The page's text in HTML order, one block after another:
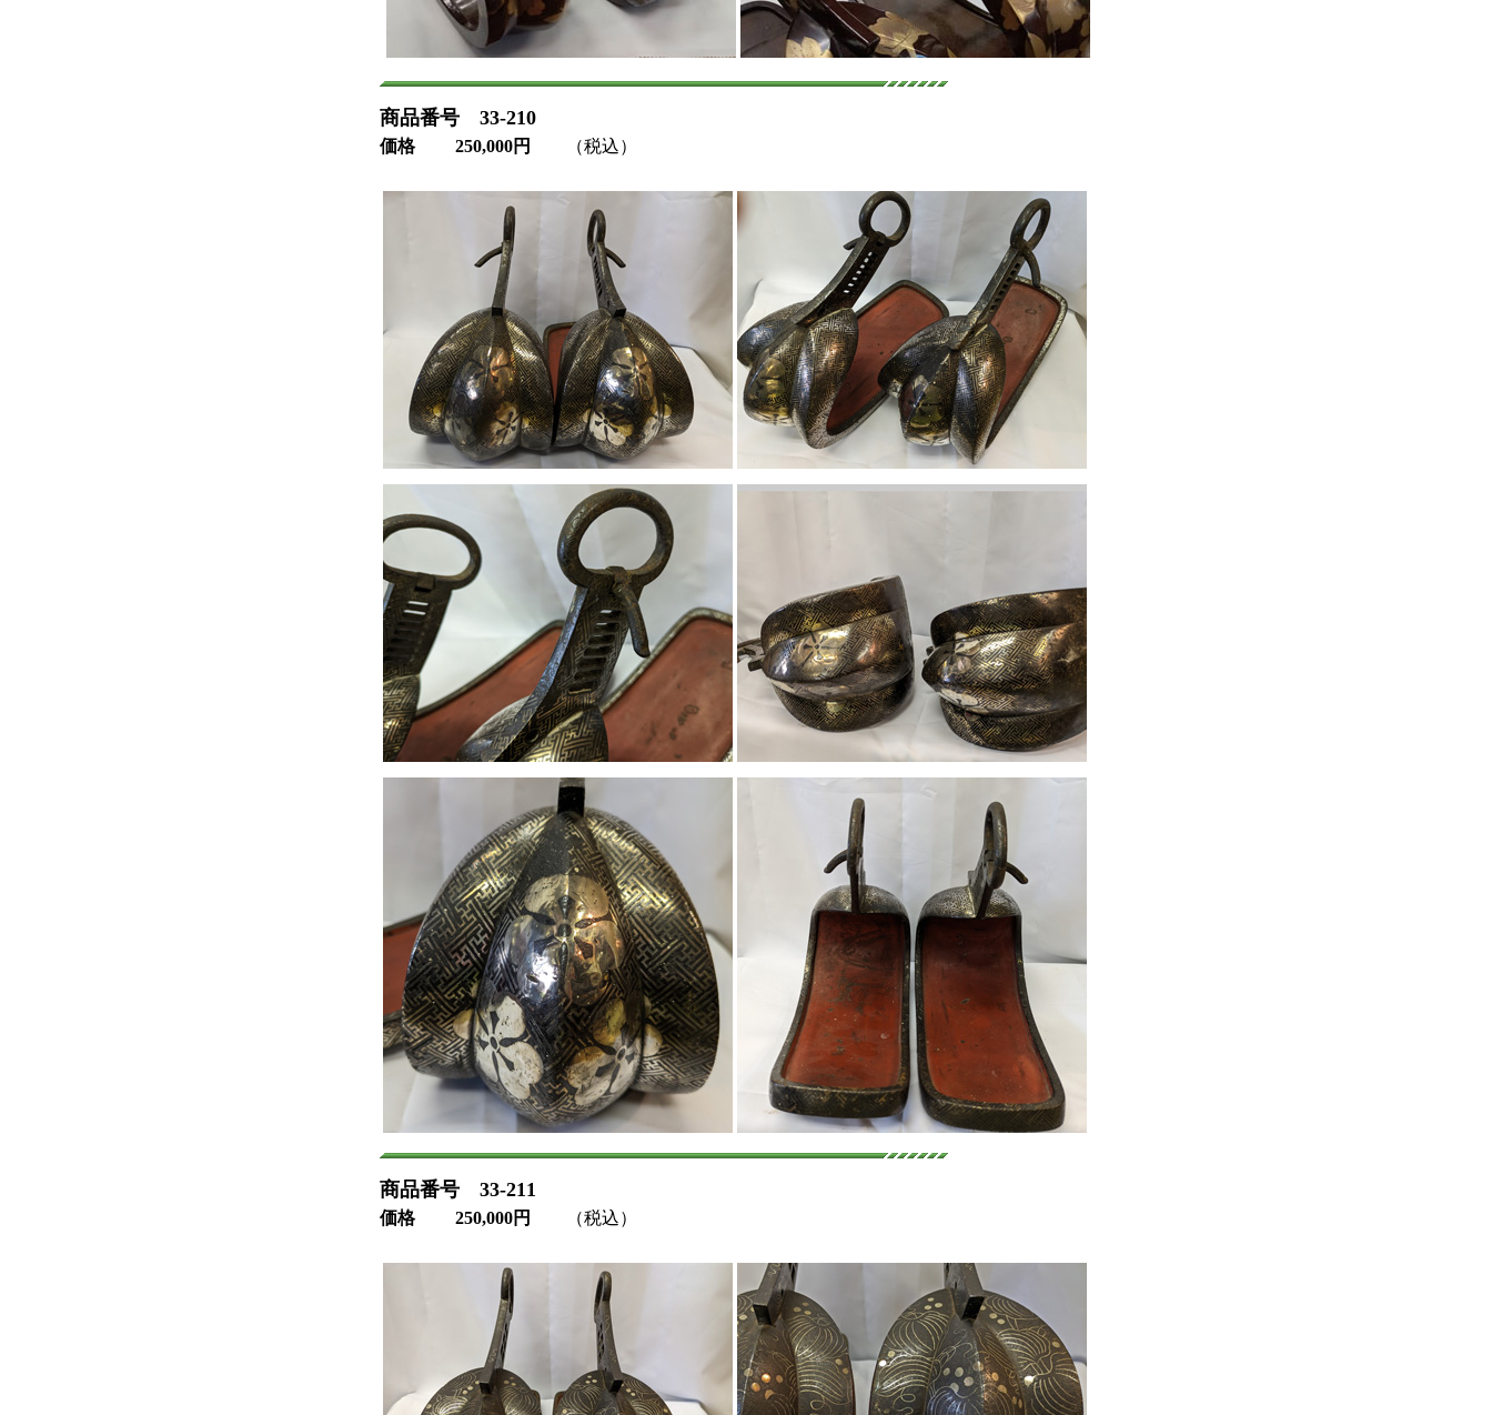
商品番号 33-210
価格 250,000円 （税込）
商品番号 33-211
価格 250,000円 （税込）